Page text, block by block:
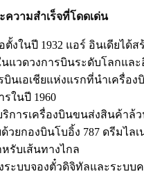
ความสำเร็จที่โดดเด่น
ตั้งในปี 1932 แอร์ อินเดียได้ส
แวดวงการบินระดับโลกและ
บินเอเชียแห่งแรกที่นำเครื่อง
รในปี 1960
ริการเครื่องบินขนส่งสินค้าล้
วยกองบินโบอิ้ง 787 ดรีมไล
หรับเส้นทางไกล
ระบบจองตั๋วดิจิทัลและระบบ